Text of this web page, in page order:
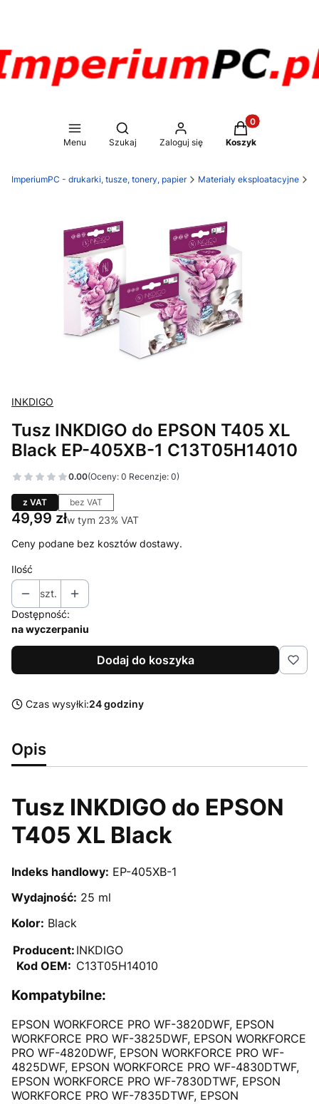
Menu
Otwórz wyszukiwarkę
Szukaj Zaloguj się
Produkty w
Koszyk
ImperiumPC - drukarki, tusze, tonery, papier Materiały eksploatacyjne
INKDIGO
Tusz INKDIGO do EPSON T405 XL
Black EP-405XB-1 C13T05H14010
0.00(Oceny: 0 Recenzje: 0)
z VAT bez VAT
Cena
49,99 złw tym 23% VAT
w tym 23% VAT
Ceny podane bez kosztów dostawy.
Ilość
szt.
Dostępność:
na wyczerpaniu
Dodaj do koszyka
Czas wysyłki:24 godziny
Opis
Tusz INKDIGO do EPSON
T405 XL Black
Indeks handlowy: EP-405XB-1
Wydajność: 25 ml
Kolor: Black
Producent: INKDIGO
Kod OEM: C13T05H14010
Kompatybilne:
EPSON WORKFORCE PRO WF-3820DWF, EPSON
WORKFORCE PRO WF-3825DWF, EPSON WORKFORCE
PRO WF-4820DWF, EPSON WORKFORCE PRO WF-
4825DWF, EPSON WORKFORCE PRO WF-4830DTWF,
EPSON WORKFORCE PRO WF-7830DTWF, EPSON
WORKFORCE PRO WF-7835DTWF, EPSON